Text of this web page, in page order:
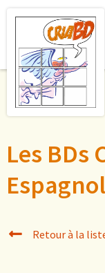
Les BDs
Espagnol
Retour à la